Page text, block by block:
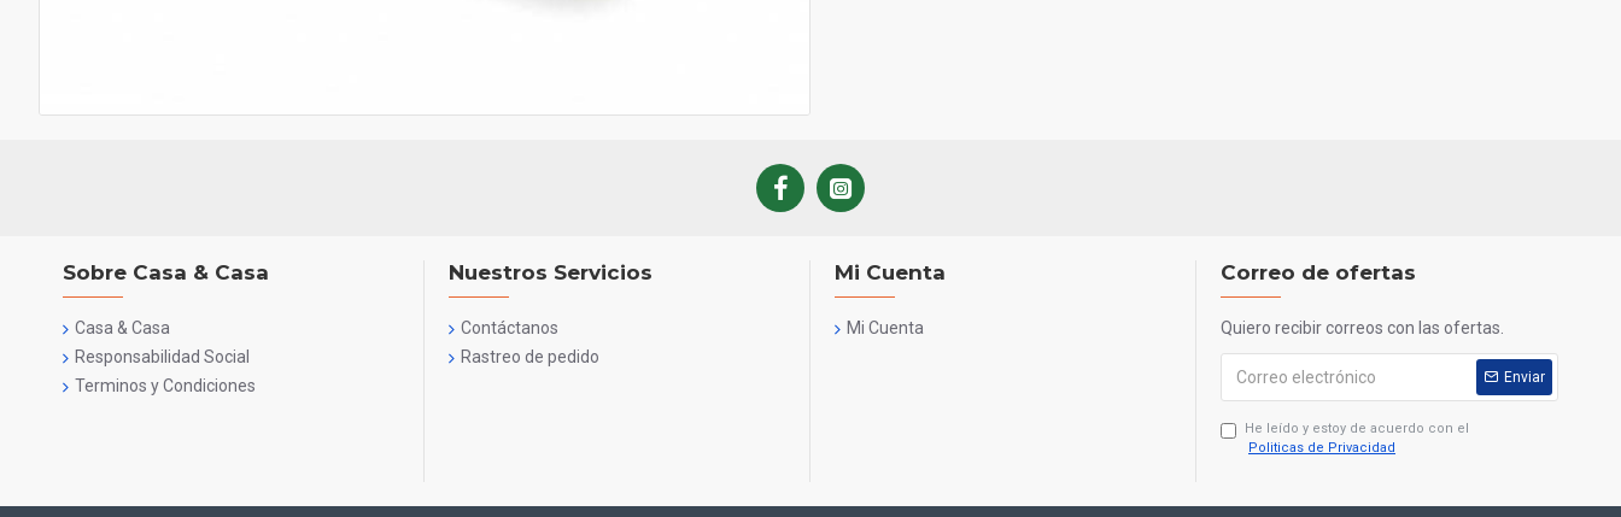
Sobre Casa & Casa
Casa & Casa
Responsabilidad Social
Terminos y Condiciones
Nuestros Servicios
Contáctanos
Rastreo de pedido
Mi Cuenta
Mi Cuenta
Correo de ofertas
Quiero recibir correos con las ofertas.
Enviar
He leído y estoy de acuerdo con el
Politicas de Privacidad